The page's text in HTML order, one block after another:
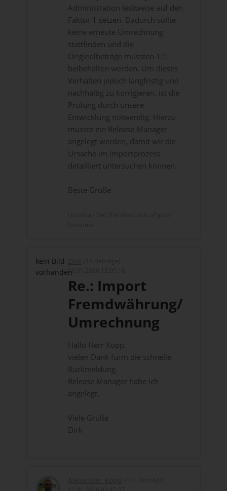
Administration testweise auf den
Faktor 1 setzen. Dadurch sollte
keine erneute Umrechnung
stattfinden und die
Originalbeträge müssten 1:1
beibehalten werden. Um dieses
Verhalten jedoch langfristig und
nachhaltig zu korrigieren, ist die
Prüfung durch unsere
Entwicklung notwendig. Hierzu
müsste ein Release Manager
angelegt werden, damit wir die
Ursache im Importprozess
detailliert untersuchen können.
Beste Grüße
kein Bild
vorhanden10.01.2026 12:05:16
Re.: Import
Fremdwährung/
Umrechnung
Hallo Herr Kopp,
vielen Dank fürm die schnelle
Rückmeldung.
Release Manager habe ich
angelegt.
Viele Grüße
Dirk